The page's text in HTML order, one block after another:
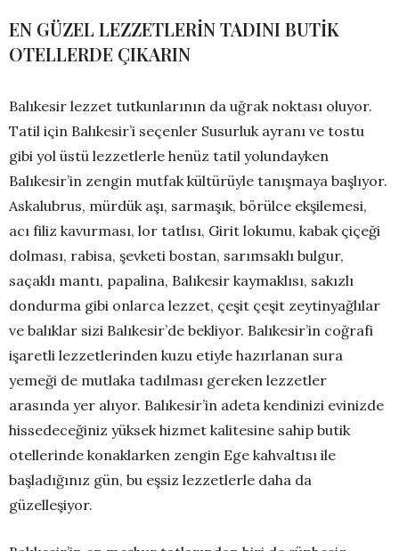
EN GÜZEL LEZZETLERİN TADINI BUTİK
OTELLERDE ÇIKARIN
Balıkesir lezzet tutkunlarının da uğrak noktası oluyor.
Tatil için Balıkesir’i seçenler Susurluk ayranı ve tostu
gibi yol üstü lezzetlerle henüz tatil yolundayken
Balıkesir’in zengin mutfak kültürüyle tanışmaya başlıyor.
Askalubrus, mürdük aşı, sarmaşık, börülce ekşilemesi,
acı filiz kavurması, lor tatlısı, Girit lokumu, kabak çiçeği
dolması, rabisa, şevketi bostan, sarımsaklı bulgur,
saçaklı mantı, papalina, Balıkesir kaymaklısı, sakızlı
dondurma gibi onlarca lezzet, çeşit çeşit zeytinyağlılar
ve balıklar sizi Balıkesir’de bekliyor. Balıkesir’in coğrafi
işaretli lezzetlerinden kuzu etiyle hazırlanan sura
yemeği de mutlaka tadılması gereken lezzetler
arasında yer alıyor. Balıkesir’in adeta kendinizi evinizde
hissedeceğiniz yüksek hizmet kalitesine sahip butik
otellerinde konaklarken zengin Ege kahvaltısı ile
başladığınız gün, bu eşsiz lezzetlerle daha da
güzelleşiyor.